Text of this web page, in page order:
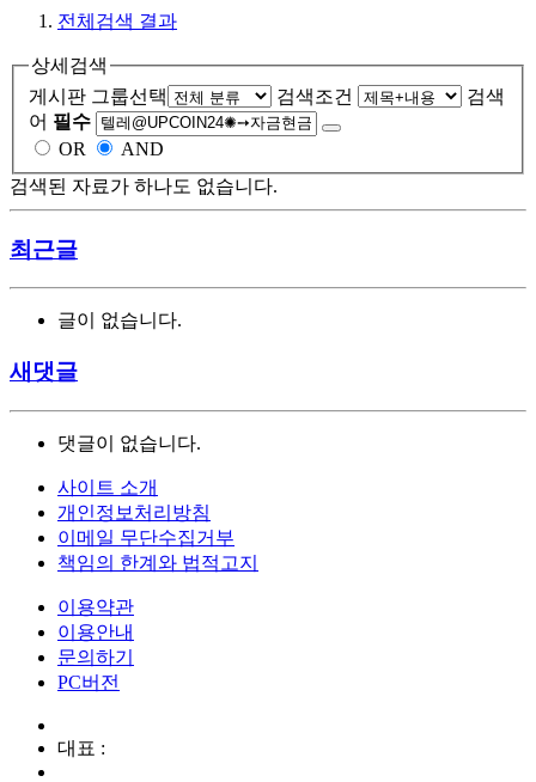
전체검색 결과
상세검색
게시판 그룹선택
검색조건
검색
어 필수
OR
AND
검색된 자료가 하나도 없습니다.
최근글
글이 없습니다.
새댓글
댓글이 없습니다.
사이트 소개
개인정보처리방침
이메일 무단수집거부
책임의 한계와 법적고지
이용약관
이용안내
문의하기
PC버전
대표 :